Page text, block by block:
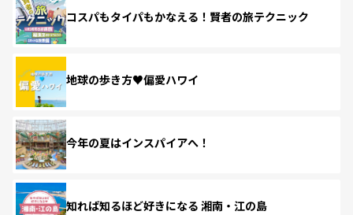
コスパもタイパもかなえる！賢者の旅テクニック
地球の歩き方♥偏愛ハワイ
今年の夏はインスパイアへ！
知れば知るほど好きになる 湘南・江の島